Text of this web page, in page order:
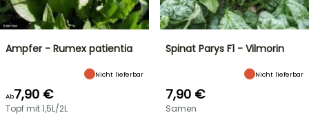
Ampfer - Rumex patientia
Nicht lieferbar
Ab7,90 €
Topf mit 1,5L/2L
Spinat Parys F1 - Vilmorin
Nicht lieferbar
7,90 €
Samen